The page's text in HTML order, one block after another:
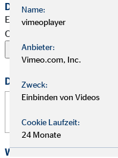
Dein Begleitschreiben
Erlaubte Formate: PDF,
OpenDocument, JPG, PNG,
Deine Nachricht
Wie hast Du von uns
Name:
vimeoplayer
Anbieter:
Vimeo.com, Inc.
Zweck:
Einbinden von Videos
Cookie Laufzeit:
24 Monate